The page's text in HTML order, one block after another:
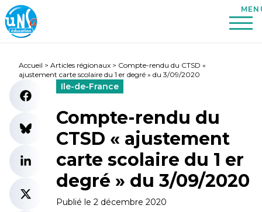
Accueil > Articles régionaux > Compte-rendu du CTSD «
ajustement carte scolaire du 1 er degré » du 3/09/2020
Ile-de-France
Compte-rendu du
CTSD « ajustement
carte scolaire du 1 er
degré » du 3/09/2020
Publié le 2 décembre 2020